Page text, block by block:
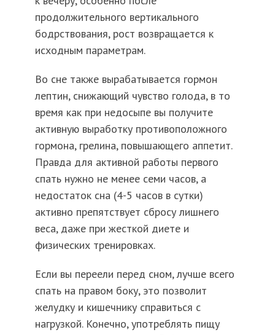
продолжительного вертикального
бодрствования, рост возвращается к
исходным параметрам.
Во сне также вырабатывается гормон
лептин, снижающий чувство голода, в то
время как при недосыпе вы получите
активную выработку противоположного
гормона, грелина, повышающего аппетит.
Правда для активной работы первого
спать нужно не менее семи часов, а
недостаток сна (4-5 часов в сутки)
активно препятствует сбросу лишнего
веса, даже при жесткой диете и
физических тренировках.
Если вы переели перед сном, лучше всего
спать на правом боку, это позволит
желудку и кишечнику справиться с
нагрузкой. Конечно, употреблять пищу